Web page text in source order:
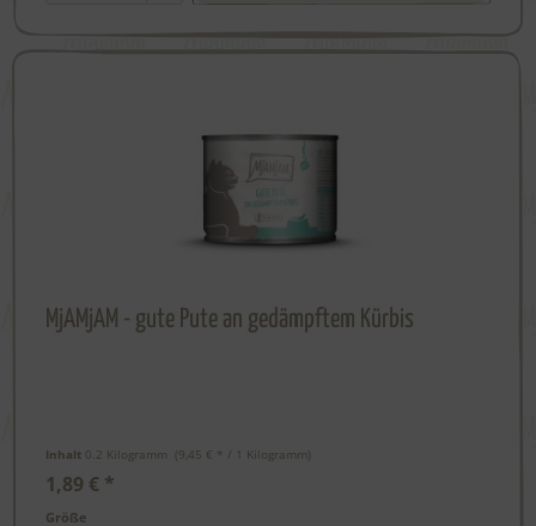
MjAMjAM - gute Pute an gedämpftem Kürbis
Inhalt 0.2 Kilogramm (9,45 € * / 1 Kilogramm)
1,89 € *
Größe